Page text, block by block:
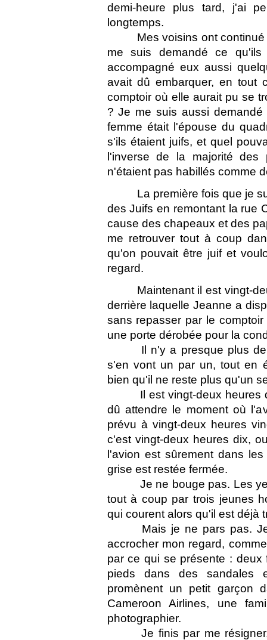
demi-heure plus tard, j'ai
longtemps.
Mes voisins ont
me suis demandé ce
accompagné eux aussi
avait dû embarquer, en tout
comptoir où elle aurait pu se
? Je me suis aussi
femme était l'épouse du
s'ils étaient juifs, et quel
l'inverse de la majorité des
n'étaient pas habillés comme
La première fois que je
des Juifs en remontant la rue
cause des chapeaux et des
me retrouver tout à coup
qu'on pouvait être juif et
regard.
Maintenant il est vingt-
derrière laquelle Jeanne a
sans repasser par le
une porte dérobée pour la
Il n'y a presque plus
s'en vont un par un, tout en
bien qu'il ne reste plus qu'un
Il est vingt-deux heures
dû attendre le moment où
prévu à vingt-deux heures
c'est vingt-deux heures dix,
l'avion est sûrement dans
grise est restée fermée.
Je ne bouge pas. Les
tout à coup par trois jeunes
qui courent alors qu'il est déjà
Mais je ne pars pas.
accrocher mon regard,
par ce qui se présente :
pieds dans des sandales
promènent un petit garçon
Cameroon Airlines, une
photographier.
Je finis par me